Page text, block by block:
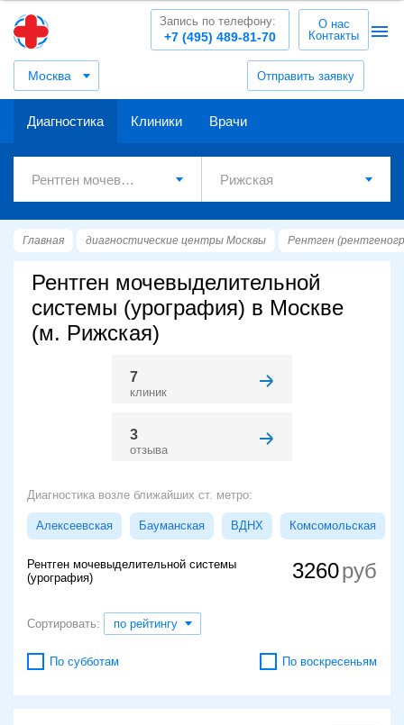
Москва Отправить заявку
+7 (495) 489-81-70
Запись по телефону:
О нас
Контакты
Диагностика Клиники Врачи
Главная диагностические центры Москвы Рентген
Рентген мочевыделительной
системы (урография) в Москве
(м. Рижская)
7
клиник
3
отзыва
Диагностика возле ближайших ст. метро:
Алексеевская Бауманская ВДНХ Комсомольская
Рентген мочевыделительной системы
(урография)
3260
Сортировать: по рейтингу
По субботам По воскресеньям